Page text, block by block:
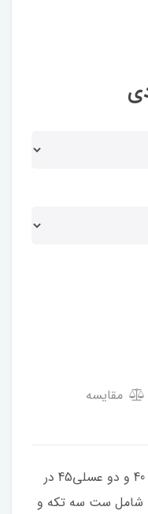
مقایسه
ست سه تکه شامل : یک رانر 90 در 40 و دو عسلی45 در
شامل ست سه تکه و